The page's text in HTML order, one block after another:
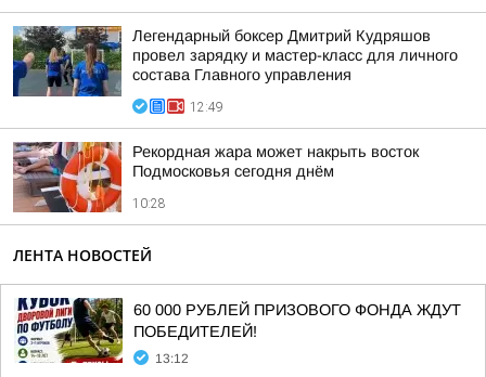
Легендарный боксер Дмитрий Кудряшов
провел зарядку и мастер-класс для личного
состава Главного управления
12:49
Рекордная жара может накрыть восток
Подмосковья сегодня днём
10:28
ЛЕНТА НОВОСТЕЙ
60 000 РУБЛЕЙ ПРИЗОВОГО ФОНДА ЖДУТ
ПОБЕДИТЕЛЕЙ!
13:12